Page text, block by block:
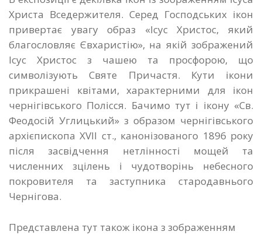
Христа Вседержителя. Серед Господських ікон
привертає увагу образ «Ісус Христос, який
благословляє Євхаристію», на якій зображений
Ісус Христос з чашею та просфорою, що
символізують Святе Причастя. Кути ікони
прикрашені квітами, характерними для ікон
чернігівського Полісся. Бачимо тут і ікону «Св.
Феодосій Углицький» з образом чернігівського
архієпископа XVII ст., канонізованого 1896 року
після засвідчення нетлінності мощей та
численних зцілень і чудотворінь небесного
покровителя та заступника стародавнього
Чернігова.
Представлена тут також ікона з зображенням